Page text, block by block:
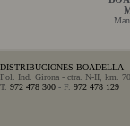
DISTRIBUCIONES BOADELLA
Pol. Ind. Girona - ctra. N-II, km.
T. 972 478 300 - F. 972 478 129